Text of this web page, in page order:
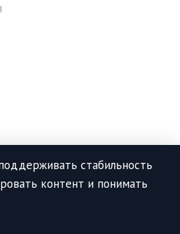
Все права защищены.
стабильность
контент и понимать